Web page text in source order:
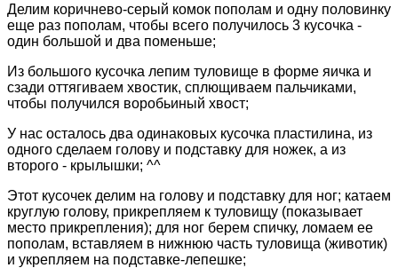
Делим коричнево-серый комок пополам и одну половинку
еще раз пополам, чтобы всего получилось 3 кусочка -
один большой и два поменьше;
Из большого кусочка лепим туловище в форме яичка и
сзади оттягиваем хвостик, сплющиваем пальчиками,
чтобы получился воробьиный хвост;
У нас осталось два одинаковых кусочка пластилина, из
одного сделаем голову и подставку для ножек, а из
второго - крылышки; ^^
Этот кусочек делим на голову и подставку для ног; катаем
круглую голову, прикрепляем к туловищу (показывает
место прикрепления); для ног берем спичку, ломаем ее
пополам, вставляем в нижнюю часть туловища (животик)
и укрепляем на подставке-лепешке;